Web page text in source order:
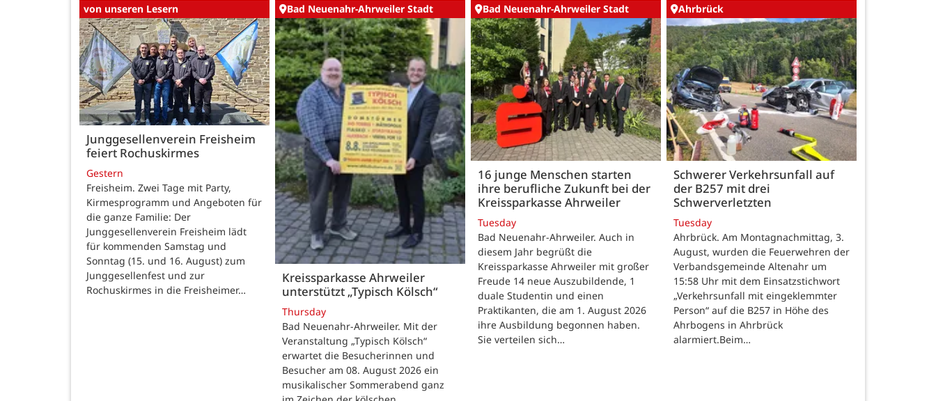
von unseren Lesern
Junggesellenverein Freisheim
feiert Rochuskirmes
Gestern
Freisheim. Zwei Tage mit Party,
Kirmesprogramm und Angeboten für
die ganze Familie: Der
Junggesellenverein Freisheim lädt
für kommenden Samstag und
Sonntag (15. und 16. August) zum
Junggesellenfest und zur
Rochuskirmes in die Freisheimer…
Bad Neuenahr-Ahrweiler Stadt
Kreissparkasse Ahrweiler
unterstützt „Typisch Kölsch“
Thursday
Bad Neuenahr-Ahrweiler. Mit der
Veranstaltung „Typisch Kölsch“
erwartet die Besucherinnen und
Besucher am 08. August 2026 ein
musikalischer Sommerabend ganz
Bad Neuenahr-Ahrweiler Stadt
16 junge Menschen starten
ihre berufliche Zukunft bei der
Kreissparkasse Ahrweiler
Tuesday
Bad Neuenahr-Ahrweiler. Auch in
diesem Jahr begrüßt die
Kreissparkasse Ahrweiler mit großer
Freude 14 neue Auszubildende, 1
duale Studentin und einen
Praktikanten, die am 1. August 2026
ihre Ausbildung begonnen haben.
Sie verteilen sich…
Ahrbrück
Schwerer Verkehrsunfall auf
der B257 mit drei
Schwerverletzten
Tuesday
Ahrbrück. Am Montagnachmittag, 3.
August, wurden die Feuerwehren der
Verbandsgemeinde Altenahr um
15:58 Uhr mit dem Einsatzstichwort
„Verkehrsunfall mit eingeklemmter
Person“ auf die B257 in Höhe des
Ahrbogens in Ahrbrück
alarmiert.Beim…